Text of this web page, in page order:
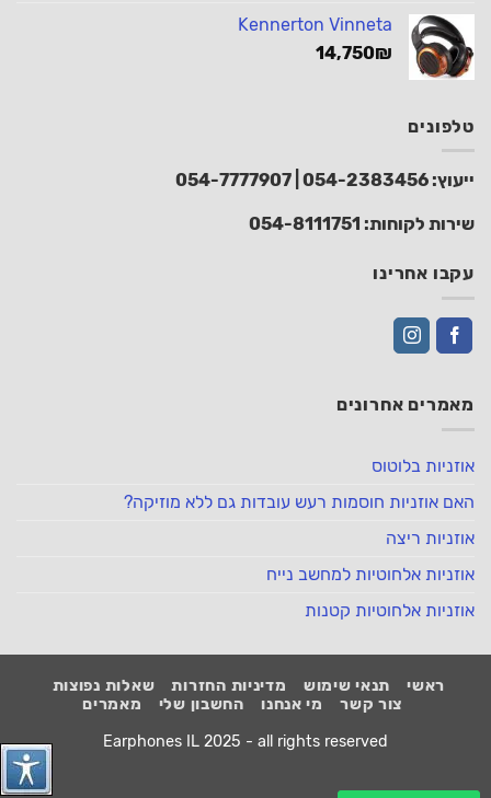
Kennerton Vinneta
14,750₪
טלפונים
ייעוץ: 054-2383456
054-7777907
שירות לקוחות: 054-8111751
עקבו אחרינו
מאמרים אחרונים
אוזניות בלוטוס
האם אוזניות חוסמות רעש עובדות גם ללא מוזיקה?
אוזניות ריצה
אוזניות אלחוטיות למחשב נייח
אוזניות אלחוטיות קטנות
ראשי תנאי שימוש מדיניות החזרות
שאלות נפוצות
צור קשר
מי אנחנו החשבון שלי
מאמרים
Earphones IL 2025 - all rights reserved